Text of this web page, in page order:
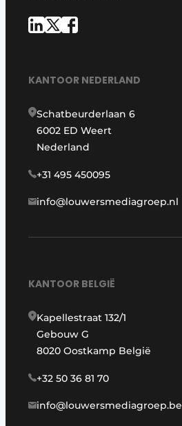
KANTOOR NEDERLAND
Schatbeurderlaan 6
6002 ED Weert
Nederland
+31 495 450095
info@louwersmediagroep.nl
KANTOOR BELGIË
Kapellestraat 132/1
Gebouw G
8020 Oostkamp België
+32 50 36 81 70
info@louwersmediagroep.be